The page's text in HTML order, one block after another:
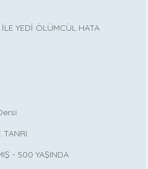
YEDİ ÖLÜMCÜL HATA
TANRI
- 500 YAŞINDA